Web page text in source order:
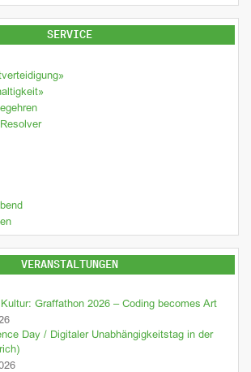
SERVICE
VERANSTALTUNGEN
Graffathon 2026 – Coding becomes Art
Day / Digitaler Unabhängigkeitstag in der